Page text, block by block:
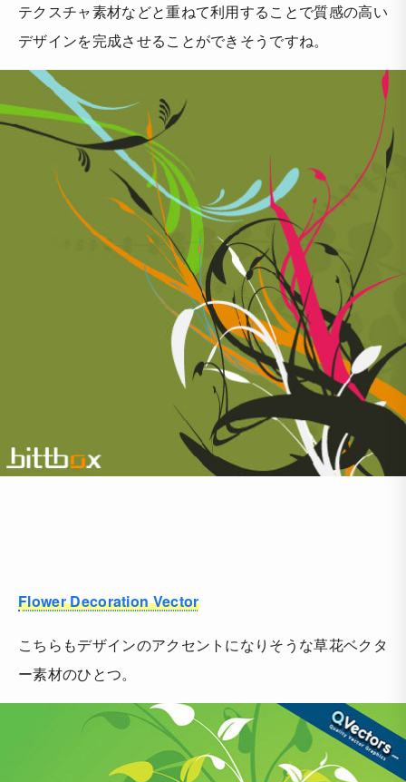
テクスチャ素材などと重ねて利用することで質感の高い
デザインを完成させることができそうですね。
Flower Decoration Vector
こちらもデザインのアクセントになりそうな草花ベクタ
ー素材のひとつ。